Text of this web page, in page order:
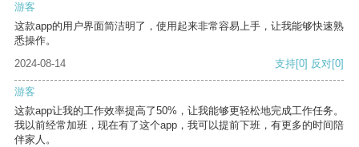
游客
这款app的用户界面简洁明了，使用起来非常容易上手，让我能够快速熟
悉操作。
2024-08-14
支持[0] 反对[0]
游客
这款app让我的工作效率提高了50%，让我能够更轻松地完成工作任务。
我以前经常加班，现在有了这个app，我可以提前下班，有更多的时间陪
伴家人。